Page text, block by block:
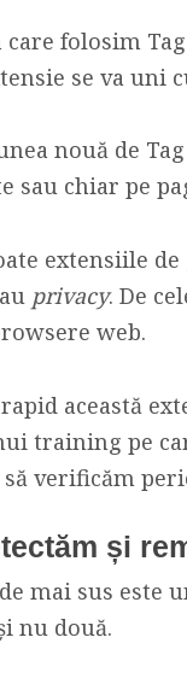
care folosim
se va uni
nouă de
sau chiar pe
extensiile
privacy. De
web.
această
training pe
verificăm
și
mai sus este
nu două.